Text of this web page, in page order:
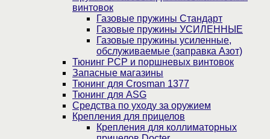
винтовок
Газовые пружины Стандарт
Газовые пружины УСИЛЕННЫЕ
Газовые пружины усиленные,
обслуживаемые (заправка Азот)
Тюнинг PCP и поршневых винтовок
Запасные магазины
Тюнинг для Crosman 1377
Тюнинг для ASG
Средства по уходу за оружием
Крепления для прицелов
Крепления для коллиматорных